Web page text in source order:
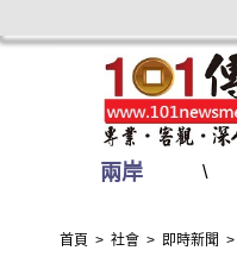
兩岸 \
首頁 > 社會 > 即時新聞 >